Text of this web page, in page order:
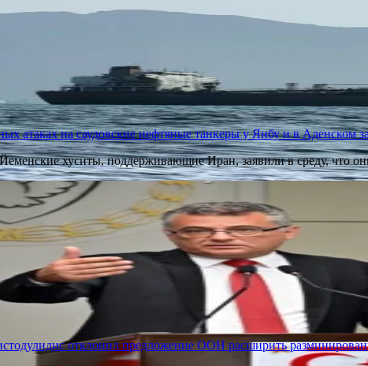
атаках на саудовские нефтяные танкеры у Янбу и в Аденском
хуситы, поддерживающие Иран, заявили в среду, что
отклонил предложение ООН расширить